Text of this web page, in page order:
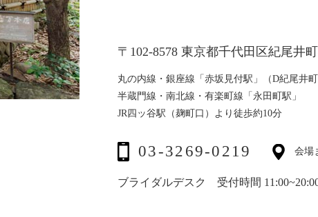
〒102-8578 東京都千代田区紀尾井
丸の内線・銀座線「赤坂見付駅」（D紀尾井
半蔵門線・南北線・有楽町線「永田町駅」
JR四ッ谷駅（麹町口）より徒歩約10分
会場
03-3269-0219
ブライダルデスク 受付時間